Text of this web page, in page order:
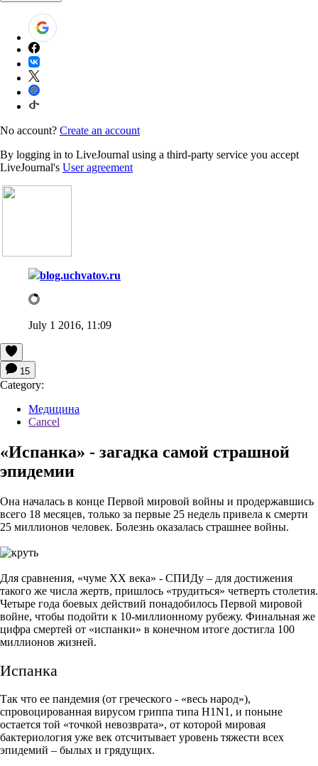
No account? Create an account
By logging in to LiveJournal using a third-party service you accept
LiveJournal's User agreement
blog.uchvatov.ru
July 1 2016, 11:09
15
Category:
Медицина
Cancel
«Испанка» - загадка самой страшной
эпидемии
Она началась в конце Первой мировой войны и продержавшись
всего 18 месяцев, только за первые 25 недель привела к смерти
25 миллионов человек. Болезнь оказалась страшнее войны.
Для сравнения, «чуме XX века» - СПИДу – для достижения
такого же числа жертв, пришлось «трудиться» четверть столетия.
Четыре года боевых действий понадобилось Первой мировой
войне, чтобы подойти к 10-миллионному рубежу. Финальная же
цифра смертей от «испанки» в конечном итоге достигла 100
миллионов жизней.
Испанка
Так что ее пандемия (от греческого - «весь народ»),
спровоцированная вирусом гриппа типа H1N1, и поныне
остается той «точкой невозврата», от которой мировая
бактериология уже век отсчитывает уровень тяжести всех
эпидемий – былых и грядущих.